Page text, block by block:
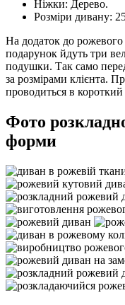
Ніжки: Дерево.
Розміри дивану:
На додаток до
подарунок йдуть три
подушки. Так само
за розмірами клієнта.
проводиться в короткий
Фото
форми